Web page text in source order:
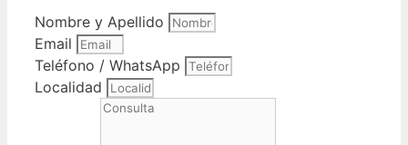
Nombre y Apellido
Email
Teléfono / WhatsApp
Localidad